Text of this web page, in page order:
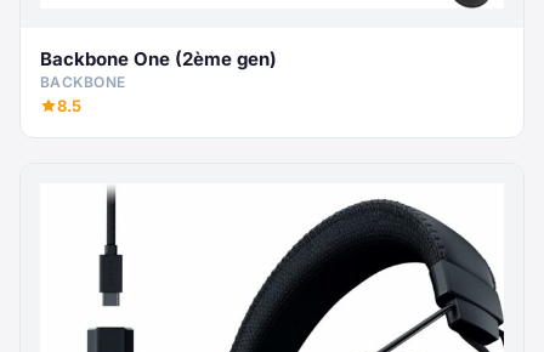
Backbone One (2ème gen)
BACKBONE
8.5